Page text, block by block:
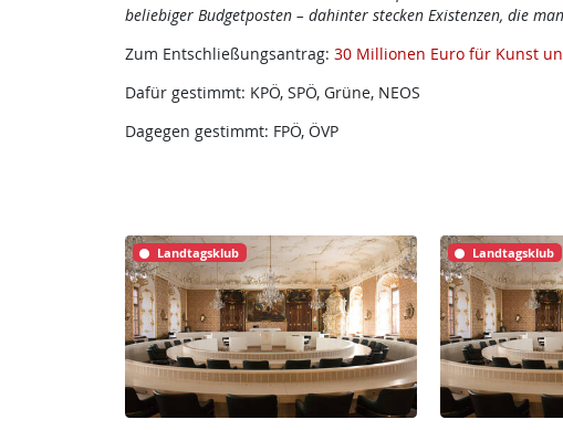
beliebiger Budgetposten – dahinter stecken Existenzen, die
Zum Entschließungsantrag: 30 Millionen Euro für Kunst
Dafür gestimmt: KPÖ, SPÖ, Grüne, NEOS
Dagegen gestimmt: FPÖ, ÖVP
Landtagsklub Landtagsklub